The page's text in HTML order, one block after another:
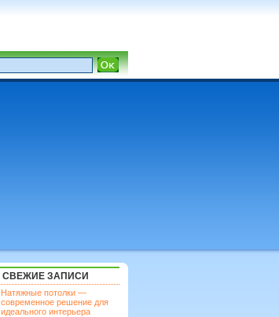
СВЕЖИЕ ЗАПИСИ
Натяжные потолки —
современное решение для
идеального интерьера